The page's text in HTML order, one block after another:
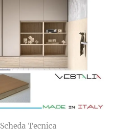
Scheda Tecnica